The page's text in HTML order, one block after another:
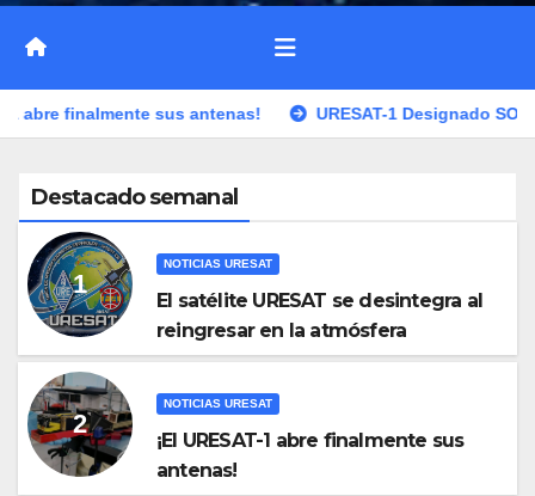
antenas! URESAT-1 Designado SO-120 (Spain Oscar 120)
Destacado semanal
NOTICIAS URESAT
El satélite URESAT se desintegra al
reingresar en la atmósfera
NOTICIAS URESAT
¡El URESAT-1 abre finalmente sus
antenas!